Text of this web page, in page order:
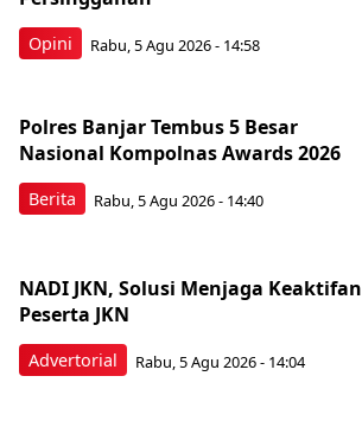
Opini Rabu, 5 Agu 2026 - 14:58
Berita
Polres Banjar Tembus 5 Besar
Nasional Kompolnas Awards 2026
Rabu, 5 Agu 2026 - 14:40
Advertorial
NADI JKN, Solusi Menjaga Keaktifan
Peserta JKN
Rabu, 5 Agu 2026 - 14:04